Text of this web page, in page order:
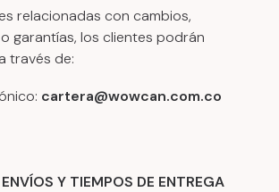
relacionadas con cambios,
garantías, los clientes podrán
través de:
cartera@wowcan.com.co
Y TIEMPOS DE ENTREGA